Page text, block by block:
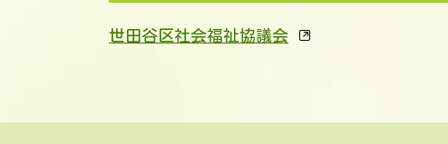
世田谷区社会福祉協議会